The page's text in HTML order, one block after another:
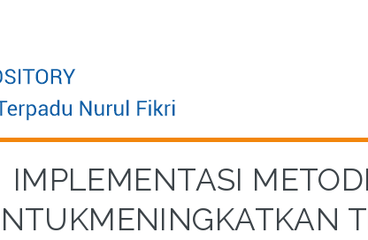
IMPLEMENTASI